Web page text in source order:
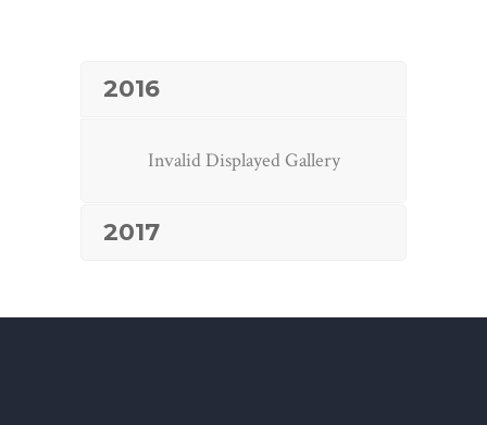
2016
Invalid Displayed Gallery
2017